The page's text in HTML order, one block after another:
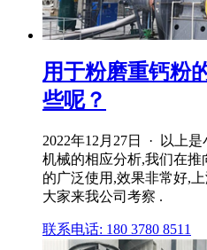
用于粉磨重钙粉
些呢？
2022年12月27日 · 以上
机械的相应分析,我们在
的广泛使用,效果非常好,
大家来我公司考察 .
联系电话: 180 3780 8511